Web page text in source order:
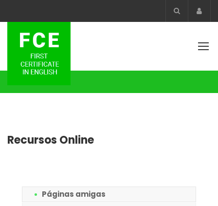
Recursos Online
Páginas amigas